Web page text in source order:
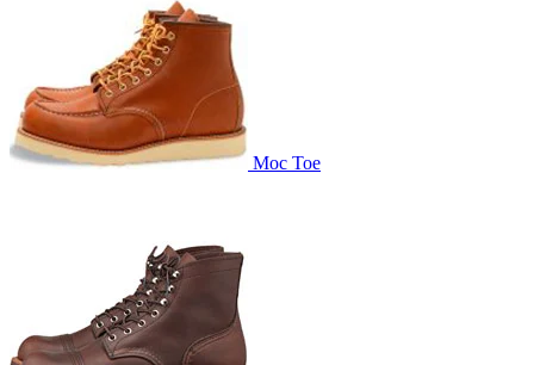
Moc Toe